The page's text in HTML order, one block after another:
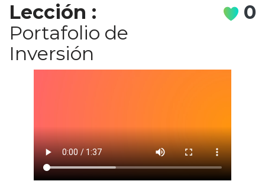
Lección :
Portafolio de
Inversión
0